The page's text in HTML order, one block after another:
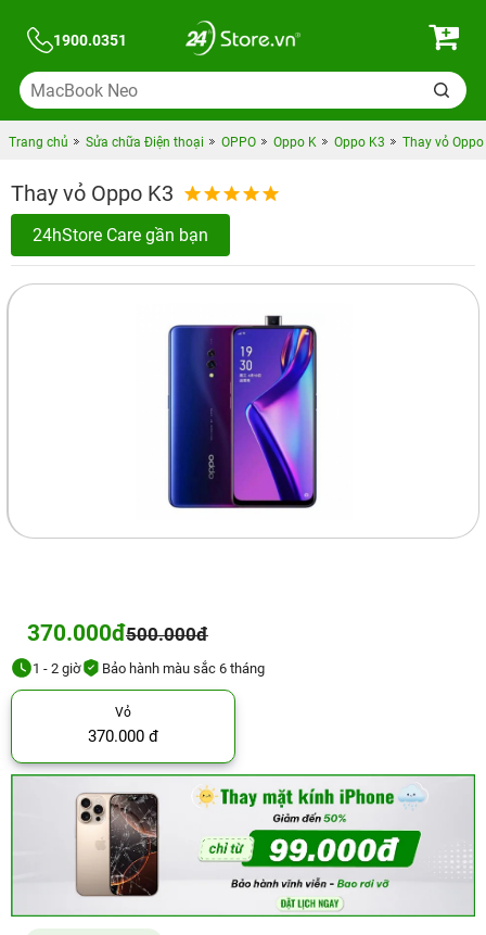
1900.0351
Trang chủ Sửa chữa Điện thoại OPPO Oppo K Oppo K3 Thay vỏ Oppo
Thay vỏ Oppo K3
24hStore Care gần bạn
370.000đ500.000đ
1 - 2 giờ Bảo hành màu sắc 6 tháng
Vỏ
370.000 đ